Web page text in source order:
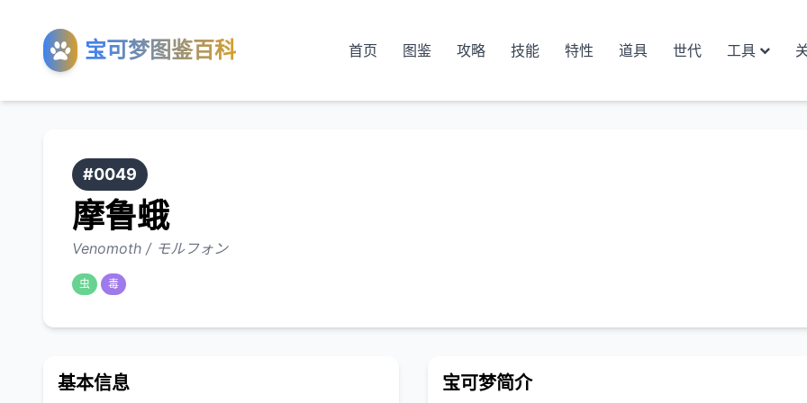
宝可梦图鉴百科 首页 图鉴 攻略 技能 特性 道具 世代 工具
#0049
摩鲁蛾
Venomoth / モルフォン
虫 毒
基本信息 宝可梦简介